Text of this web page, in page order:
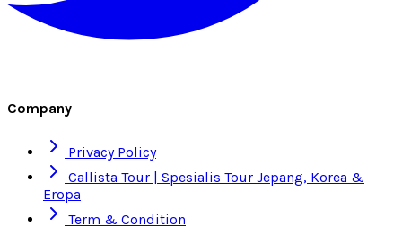
Company
Privacy Policy
Callista Tour | Spesialis Tour Jepang, Korea &
Eropa
Term & Condition